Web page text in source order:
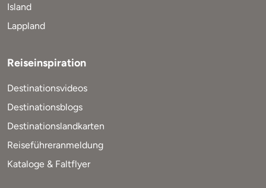
Island
Lappland
Reiseinspiration
Destinationsvideos
Destinationsblogs
Destinationslandkarten
Reiseführeranmeldung
Kataloge & Faltflyer